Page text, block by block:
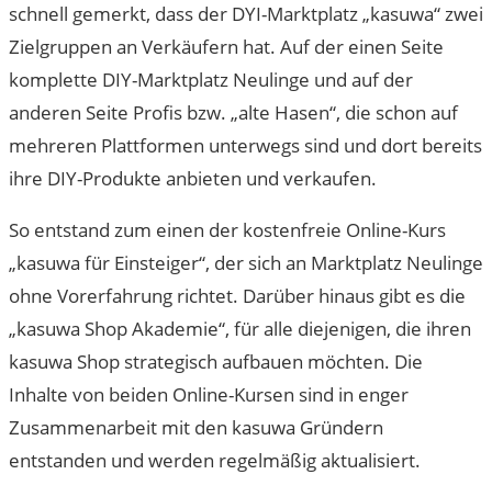
schnell gemerkt, dass der DYI-Marktplatz „kasuwa“ zwei
Zielgruppen an Verkäufern hat. Auf der einen Seite
komplette DIY-Marktplatz Neulinge und auf der
anderen Seite Profis bzw. „alte Hasen“, die schon auf
mehreren Plattformen unterwegs sind und dort bereits
ihre DIY-Produkte anbieten und verkaufen.
So entstand zum einen der kostenfreie Online-Kurs
„kasuwa für Einsteiger“, der sich an Marktplatz Neulinge
ohne Vorerfahrung richtet. Darüber hinaus gibt es die
„kasuwa Shop Akademie“, für alle diejenigen, die ihren
kasuwa Shop strategisch aufbauen möchten. Die
Inhalte von beiden Online-Kursen sind in enger
Zusammenarbeit mit den kasuwa Gründern
entstanden und werden regelmäßig aktualisiert.